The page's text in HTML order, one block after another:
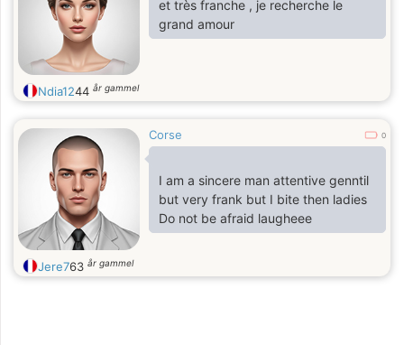
et très franche , je recherche le
grand amour
Ndia1244 år gammel
Corse 0
I am a sincere man attentive genntil
but very frank but I bite then ladies
Do not be afraid laugheee
Jere763 år gammel